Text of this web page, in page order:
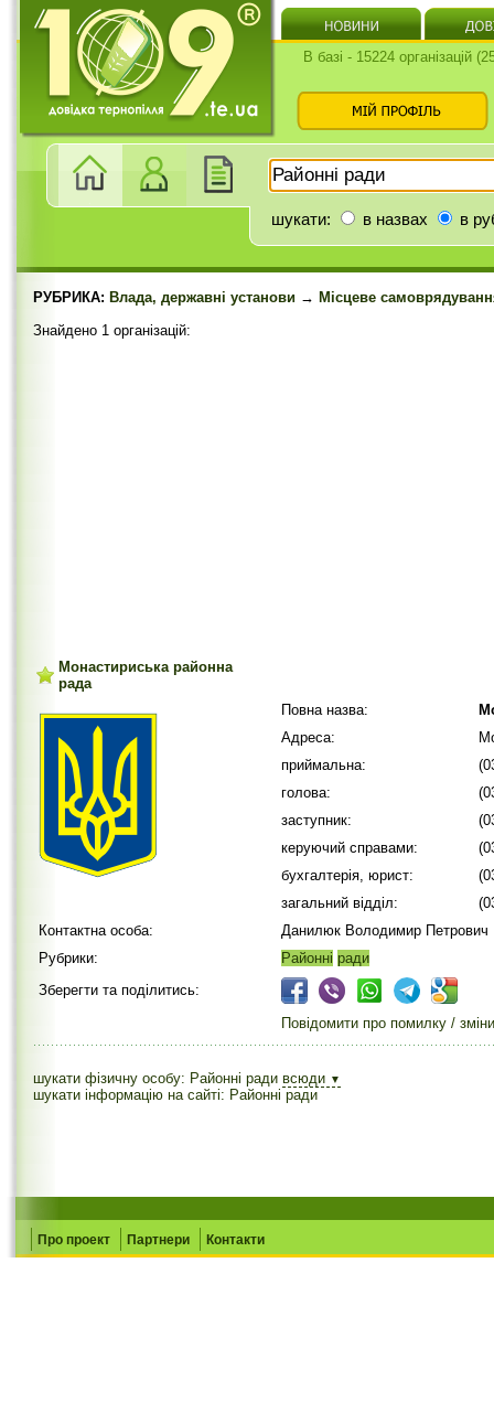
В базі - 15224 організацій
шукати: в назвах в
РУБРИКА: Влада, державні установи → Місцеве
Знайдено 1 організацій:
Монастириська районна
рада
Повна назва:
Адреса:
приймальна:
голова:
заступник:
керуючий справами:
бухгалтерія, юрист:
загальний відділ:
Контактна особа:
Данилюк Володимир Петрович
Рубрики:
Районні ради
Зберегти та поділитись:
Повідомити про помилку / зміни
шукати фізичну особу: Районні ради всюди ▼
шукати інформацію на сайті: Районні ради
Про проект Партнери Контакти